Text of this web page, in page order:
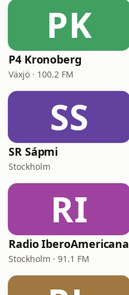
PK
P4 Kronoberg
Växjö · 100.2 FM
SS
SR Sápmi
Stockholm
RI
Radio IberoAmericana
Stockholm · 91.1 FM